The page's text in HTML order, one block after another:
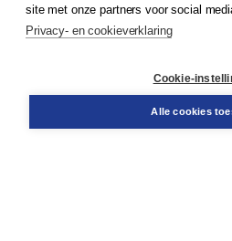
Bestellen
site met onze partners voor social
Privacy- en cookieverklaring
Cookie-
Alle cookies